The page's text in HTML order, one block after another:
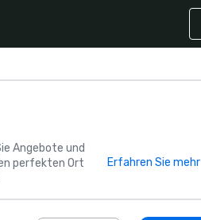
Angebote und
perfekten Ort
Erfahren Sie mehr